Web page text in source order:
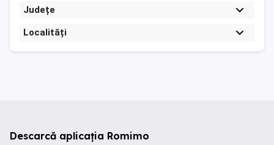
Județe
Localități
Descarcă aplicația Romimo